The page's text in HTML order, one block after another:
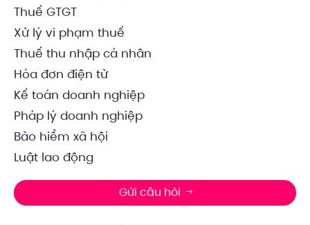
Thuế GTGT
Xử lý vi phạm thuế
Thuế thu nhập cá nhân
Hóa đơn điện tử
Kế toán doanh nghiệp
Pháp lý doanh nghiệp
Bảo hiểm xã hội
Luật lao động
Gửi câu hỏi